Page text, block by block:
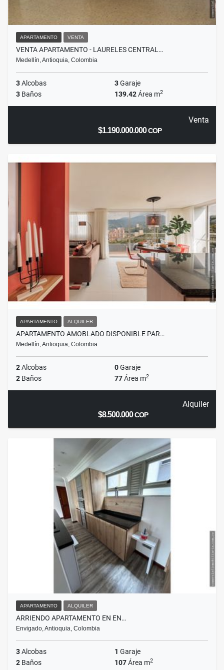
APARTAMENTO VENTA
VENTA APARTAMENTO - LAURELES CENTRAL…
Medellín, Antioquia, Colombia
3Alcobas 3Garaje
3 Baños 139.42Área m2
Venta
$1.190.000.000COP
APARTAMENTO ALQUILER
APARTAMENTO AMOBLADO DISPONIBLE PAR…
Medellín, Antioquia, Colombia
2Alcobas 0Garaje
2 Baños 77Área m2
Alquiler
$8.500.000COP
APARTAMENTO ALQUILER
ARRIENDO APARTAMENTO EN EN…
Envigado, Antioquia, Colombia
3Alcobas 1 Garaje
2 Baños 107Área m2